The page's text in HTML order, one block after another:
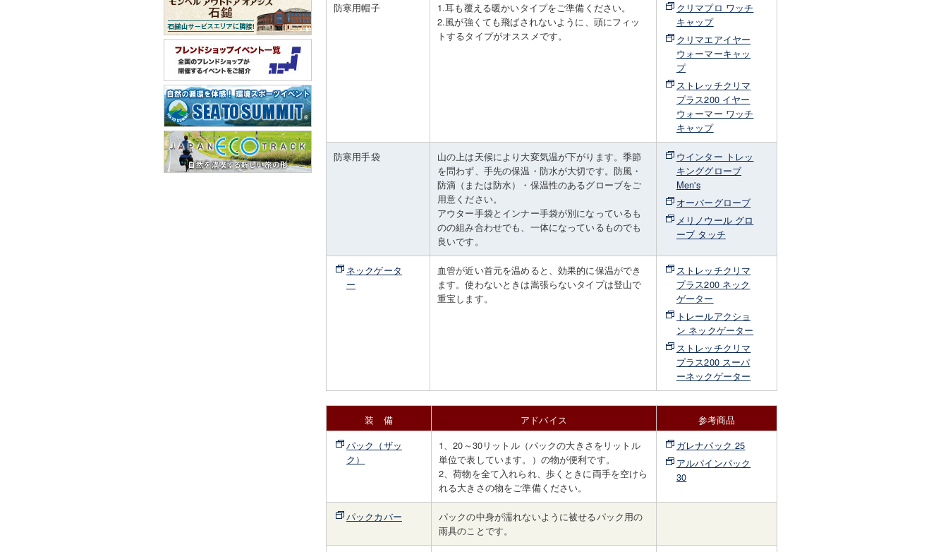
防寒用帽子
1.耳も覆える暖かいタイプをご準備ください。
2.風が強くても飛ばされないように、頭にフィッ
トするタイプがオススメです。
クリマプロ ワッチ
キャップ
クリマエアイヤー
ウォーマーキャッ
プ
ストレッチクリマ
プラス200 イヤー
ウォーマー ワッチ
キャップ
防寒用手袋
山の上は天候により大変気温が下がります。季節
を問わず、手先の保温・防水が大切です。防風・
防滴（または防水）・保温性のあるグローブをご
用意ください。
アウター手袋とインナー手袋が別になっているも
のの組み合わせでも、一体になっているものでも
良いです。
ウインター トレッ
キンググローブ
Men's
オーバーグローブ
メリノウール グロ
ーブ タッチ
ネックゲータ
ー
血管が近い首元を温めると、効果的に保温ができ
ます。使わないときは嵩張らないタイプは登山で
重宝します。
ストレッチクリマ
プラス200 ネック
ゲーター
トレールアクショ
ン ネックゲーター
ストレッチクリマ
プラス200 スーパ
ーネックゲーター
装 備 アドバイス
参考商品
パック（ザッ
ク）
1、20～30リットル（パックの大きさをリットル
単位で表しています。）の物が便利です。
2、荷物を全て入れられ、歩くときに両手を空けら
れる大きさの物をご準備ください。
ガレナパック 25
アルパインパック
30
パックカバー
パックの中身が濡れないように被せるパック用の
雨具のことです。